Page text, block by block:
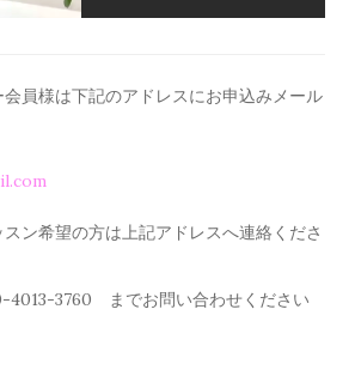
員様は下記のアドレスにお申込みメール
ン希望の方は上記アドレスへ連絡くださ
3760 までお問い合わせください